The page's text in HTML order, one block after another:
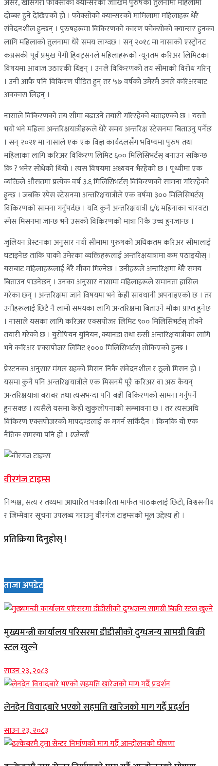
दोब्बर हुने देखिएको हो । फोक्सोको क्यान्सरको मामिलामा महिलाहरू धेरै
संवेदनशील हुन्छन् । पुरुषहरूमा विकिरणको कारण फोक्सोको क्यान्सर हुनका
लागि महिलाको तुलनामा धेरै समय लाग्दछ । सन् २०१८ मा नासाको एस्ट्रोनट
कप्रसकी पूर्व प्रमुख पेगी हि्वट्सनले महिलाहरूको न्यूनतम करिअर लिमिटका
विषयमा आवाज उठाएकी थिइन् । उनले विकिरणको तय सीमाको विरोध गरिन्
। उनी आफै पनि विकिरण पीडित हुन् तर ५७ वर्षको उमेरमै उनले करिअरबाट
अवकास लिइन् ।
नासाले विकिरणको तय सीमा बढाउने तयारी गरिरहेको बताइएको छ । यस्तो
भयो भने महिला अन्तरिक्षयात्रीहरूले धेरै समय अन्तरिक्ष स्टेसनमा बिताउनु पर्नेछ
। सन् २०२१ मा नासाले एक एक विज्ञ कार्यदलसँग भविष्यमा पुरुष तथा
महिलाका लागि करिअर विकिरण लिमिट ६०० मिलिसिभर्टस् बनाउन सकिन्छ
कि ? भनेर सोधेको थियो । त्यस विषयमा अध्ययन भैरहेको छ । पृथ्वीमा एक
व्यक्तिले औसतमा प्रत्येक वर्ष ३.६ मिलिसिभर्टस् विकिरणको सामना गरिरहेको
हुन्छ । जबकि स्पेस स्टेसनमा अन्तरिक्षयात्रीले एक वर्षमा ३०० मिलिसिभर्टस्
विकिरणको सामना गर्नुपर्दछ । यदि कुनै अन्तरिक्षयात्री ६/६ महिनाका चारवटा
स्पेस मिसनमा जान्छ भने उसको विकिरणको मात्रा निकै उच्च हुनजान्छ ।
जुलियन प्रेस्टनका अनुसार नयाँ सीमामा पुरुषको अधिकतम करिअर सीमालाई
घटाइनेछ ताकि पाको उमेरका व्यक्तिहरूलाई अन्तरिक्षयात्रामा कम पठाइयोस् ।
यसबाट महिलाहरूलाई धेरै मौका मिल्नेछ । उनीहरूले अन्तरिक्षमा धेरै समय
बिताउन पाउनेछन् । उनका अनुसार नासामा महिलाहरूले समानता हासिल
गरेका छन् । अन्तरिक्षमा जाने विषयमा भने केही सावधानी अपनाइएको छ । तर
उनीहरूलाई छिटै नै लामो समयका लागि अन्तरिक्षमा बिताउने मौका प्राप्त हुनेछ
। नासाले यसका लागि करिअर एक्सपोजर लिमिट ९०० मिलिसिभर्टस् तोक्ने
तयारी गरेको छ । युरोपियन युनियन, क्यानडा तथा रुसी अन्तरिक्षयात्रीका लागि
भने करिअर एक्सपोजर लिमिट १००० मिलिसिभर्टस् तोकिएको हुन्छ ।
प्रेस्टनका अनुसार मंगल ग्रहको मिसन निकै संवेदनशील र ठूलो मिसन हो ।
यसमा कुनै पनि अन्तरिक्षयात्रीले एक मिसनमै पूरै करिअर वा अरु कैयन्
अन्तरिक्षयात्रा बराबर तथा त्यसभन्दा पनि बढी विकिरणको सामना गर्नुपर्ने
हुनसक्छ । त्यसैले यसमा केही खुकुलोपनाको सम्भावना छ । तर त्यसअघि
विकिरण एक्सपोजरको मापदण्डलाई क मगर्न सकिँदैन । किनकि यो एक
नैतिक समस्या पनि हो । एजेन्सी
वीरगंज टाइम्स
निष्पक्ष, सत्य र तथ्यमा आधारित पत्रकारिता मार्फत पाठकलाई छिटो, विश्वसनीय
र जिम्मेवार सूचना उपलब्ध गराउनु वीरगंज टाइम्सको मूल उद्देश्य हो ।
प्रतिक्रिया दिनुहोस् !
ताजा अपडेट
मुख्यमन्त्री कार्यालय परिसरमा डीडीसीको दुग्धजन्य सामग्री बिक्री
स्टल खुल्ने
साउन २३, २०८३
लेनदेन विवादबारे भएको सहमति खारेजको माग गर्दै प्रदर्शन
साउन २३, २०८३